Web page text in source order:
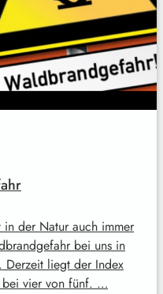
in der Natur auch immer
bei uns in
Derzeit liegt der Index
bei vier von fünf. …